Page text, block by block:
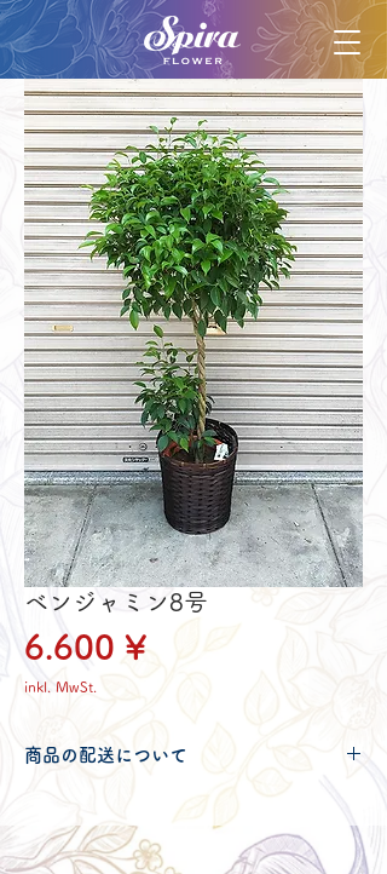
ベンジャミン8号
6.600 ¥ Preis
inkl. MwSt.
商品の配送について
配送可能地域・送料につきましては
からご確認ください。